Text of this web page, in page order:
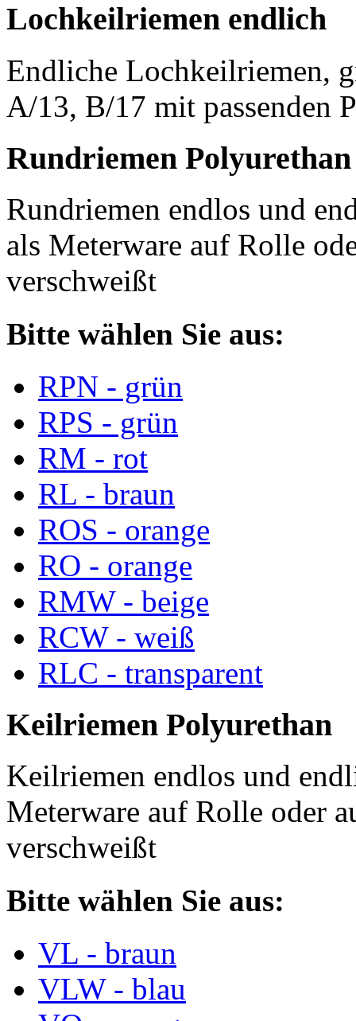
Lochkeilriemen endlich
Endliche Lochkeilriemen,
A/13, B/17 mit passenden
Rundriemen Polyurethan
Rundriemen endlos und
als Meterware auf Rolle
verschweißt
Bitte wählen Sie aus:
RPN - grün
RPS - grün
RM - rot
RL - braun
ROS - orange
RO - orange
RMW - beige
RCW - weiß
RLC - transparent
Keilriemen Polyurethan
Keilriemen endlos und
Meterware auf Rolle oder
verschweißt
Bitte wählen Sie aus:
VL - braun
VLW - blau